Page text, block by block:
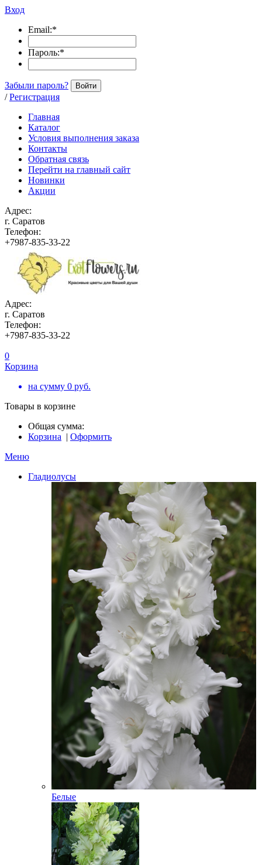
Вход
Email:*
Пароль:*
Забыли пароль? Войти
/ Регистрация
Главная
Каталог
Условия выполнения заказа
Контакты
Обратная связь
Перейти на главный сайт
Новинки
Акции
Адрес:
г. Саратов
Телефон:
+7987-835-33-22
Адрес:
г. Саратов
Телефон:
+7987-835-33-22
0
Корзина
на сумму 0 руб.
Товары в корзине
Общая сумма:
Корзина | Оформить
Меню
Гладиолусы
Белые